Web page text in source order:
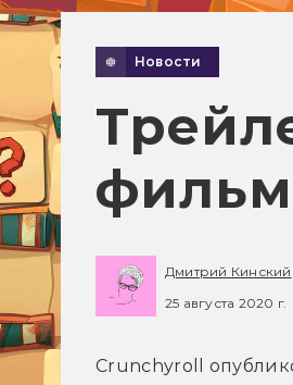
Новости
Дмитрий Кинский
25 августа 2020 г.
Crunchyroll